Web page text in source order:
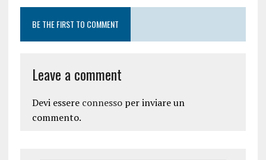
BE THE FIRST TO COMMENT
Leave a comment
Devi essere connessoper inviare un
commento.